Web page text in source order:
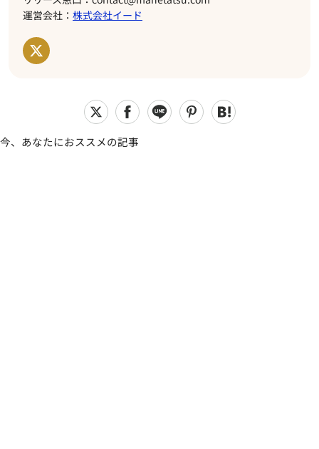
運営会社： 株式会社イード
今、あなたにおススメの記事